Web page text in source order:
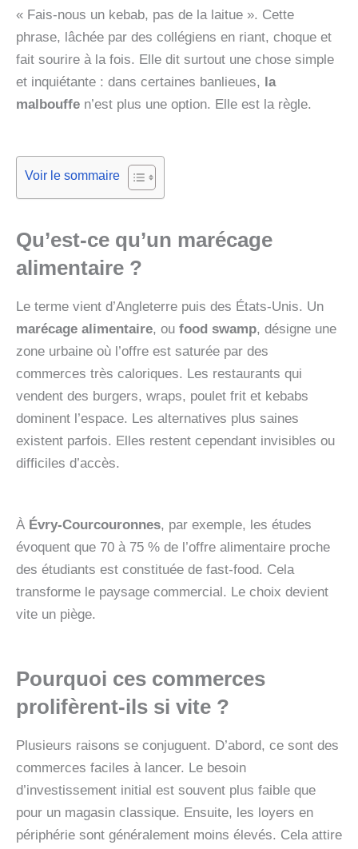
« Fais-nous un kebab, pas de la laitue ». Cette
phrase, lâchée par des collégiens en riant, choque et
fait sourire à la fois. Elle dit surtout une chose simple
et inquiétante : dans certaines banlieues, la
malbouffe n’est plus une option. Elle est la règle.
Voir le sommaire
Qu’est-ce qu’un marécage
alimentaire ?
Le terme vient d’Angleterre puis des États-Unis. Un
marécage alimentaire, ou food swamp, désigne une
zone urbaine où l’offre est saturée par des
commerces très caloriques. Les restaurants qui
vendent des burgers, wraps, poulet frit et kebabs
dominent l’espace. Les alternatives plus saines
existent parfois. Elles restent cependant invisibles ou
difficiles d’accès.
À Évry‑Courcouronnes, par exemple, les études
évoquent que 70 à 75 % de l’offre alimentaire proche
des étudiants est constituée de fast‑food. Cela
transforme le paysage commercial. Le choix devient
vite un piège.
Pourquoi ces commerces
prolifèrent-ils si vite ?
Plusieurs raisons se conjuguent. D’abord, ce sont des
commerces faciles à lancer. Le besoin
d’investissement initial est souvent plus faible que
pour un magasin classique. Ensuite, les loyers en
périphérie sont généralement moins élevés. Cela attire